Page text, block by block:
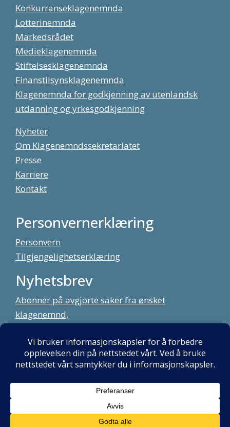
Konkurranseklagenemnda
Lotterinemnda
Markedsrådet
Medieklagenemnda
Stiftelsesklagenemnda
Finanstilsynsklagenemnda
Klagenemnda for godkjenning av utenlandsk
utdanning og yrkesgodkjenning
Nyheter
Om Klagenemndssekretariatet
Presse
Karriere
Kontakt
Personvernerklæring
Personvern
Tilgjengelighetserklæring
Nyhetsbrev
Abonner på avgjorte saker fra ønsket
klagenemnd,